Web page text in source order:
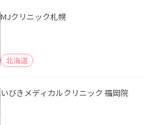
MJクリニック札幌
北海道
いびきメディカルクリニック 福岡院